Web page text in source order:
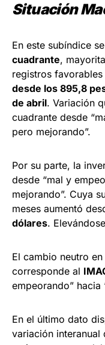
Situación
En este subíndice
cuadrante,
registros
desde los 895,8
de abril. Variación
cuadrante desde
pero mejorando”.
Por su parte, la
desde “mal y
mejorando”. Cuya
meses aumentó
dólares.
El cambio neutro
corresponde al
empeorando” hacia
En el último dato
variación interanual